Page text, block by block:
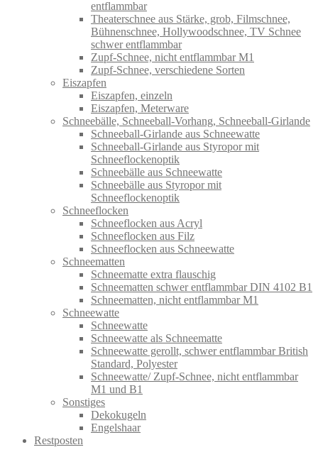
entflammbar
Theaterschnee aus Stärke, grob, Filmschnee,
Bühnenschnee, Hollywoodschnee, TV Schnee
schwer entflammbar
Zupf-Schnee, nicht entflammbar M1
Zupf-Schnee, verschiedene Sorten
Eiszapfen
Eiszapfen, einzeln
Eiszapfen, Meterware
Schneebälle, Schneeball-Vorhang, Schneeball-Girlande
Schneeball-Girlande aus Schneewatte
Schneeball-Girlande aus Styropor mit
Schneeflockenoptik
Schneebälle aus Schneewatte
Schneebälle aus Styropor mit
Schneeflockenoptik
Schneeflocken
Schneeflocken aus Acryl
Schneeflocken aus Filz
Schneeflocken aus Schneewatte
Schneematten
Schneematte extra flauschig
Schneematten schwer entflammbar DIN 4102 B1
Schneematten, nicht entflammbar M1
Schneewatte
Schneewatte
Schneewatte als Schneematte
Schneewatte gerollt, schwer entflammbar British
Standard, Polyester
Schneewatte/ Zupf-Schnee, nicht entflammbar
M1 und B1
Sonstiges
Dekokugeln
Engelshaar
Restposten